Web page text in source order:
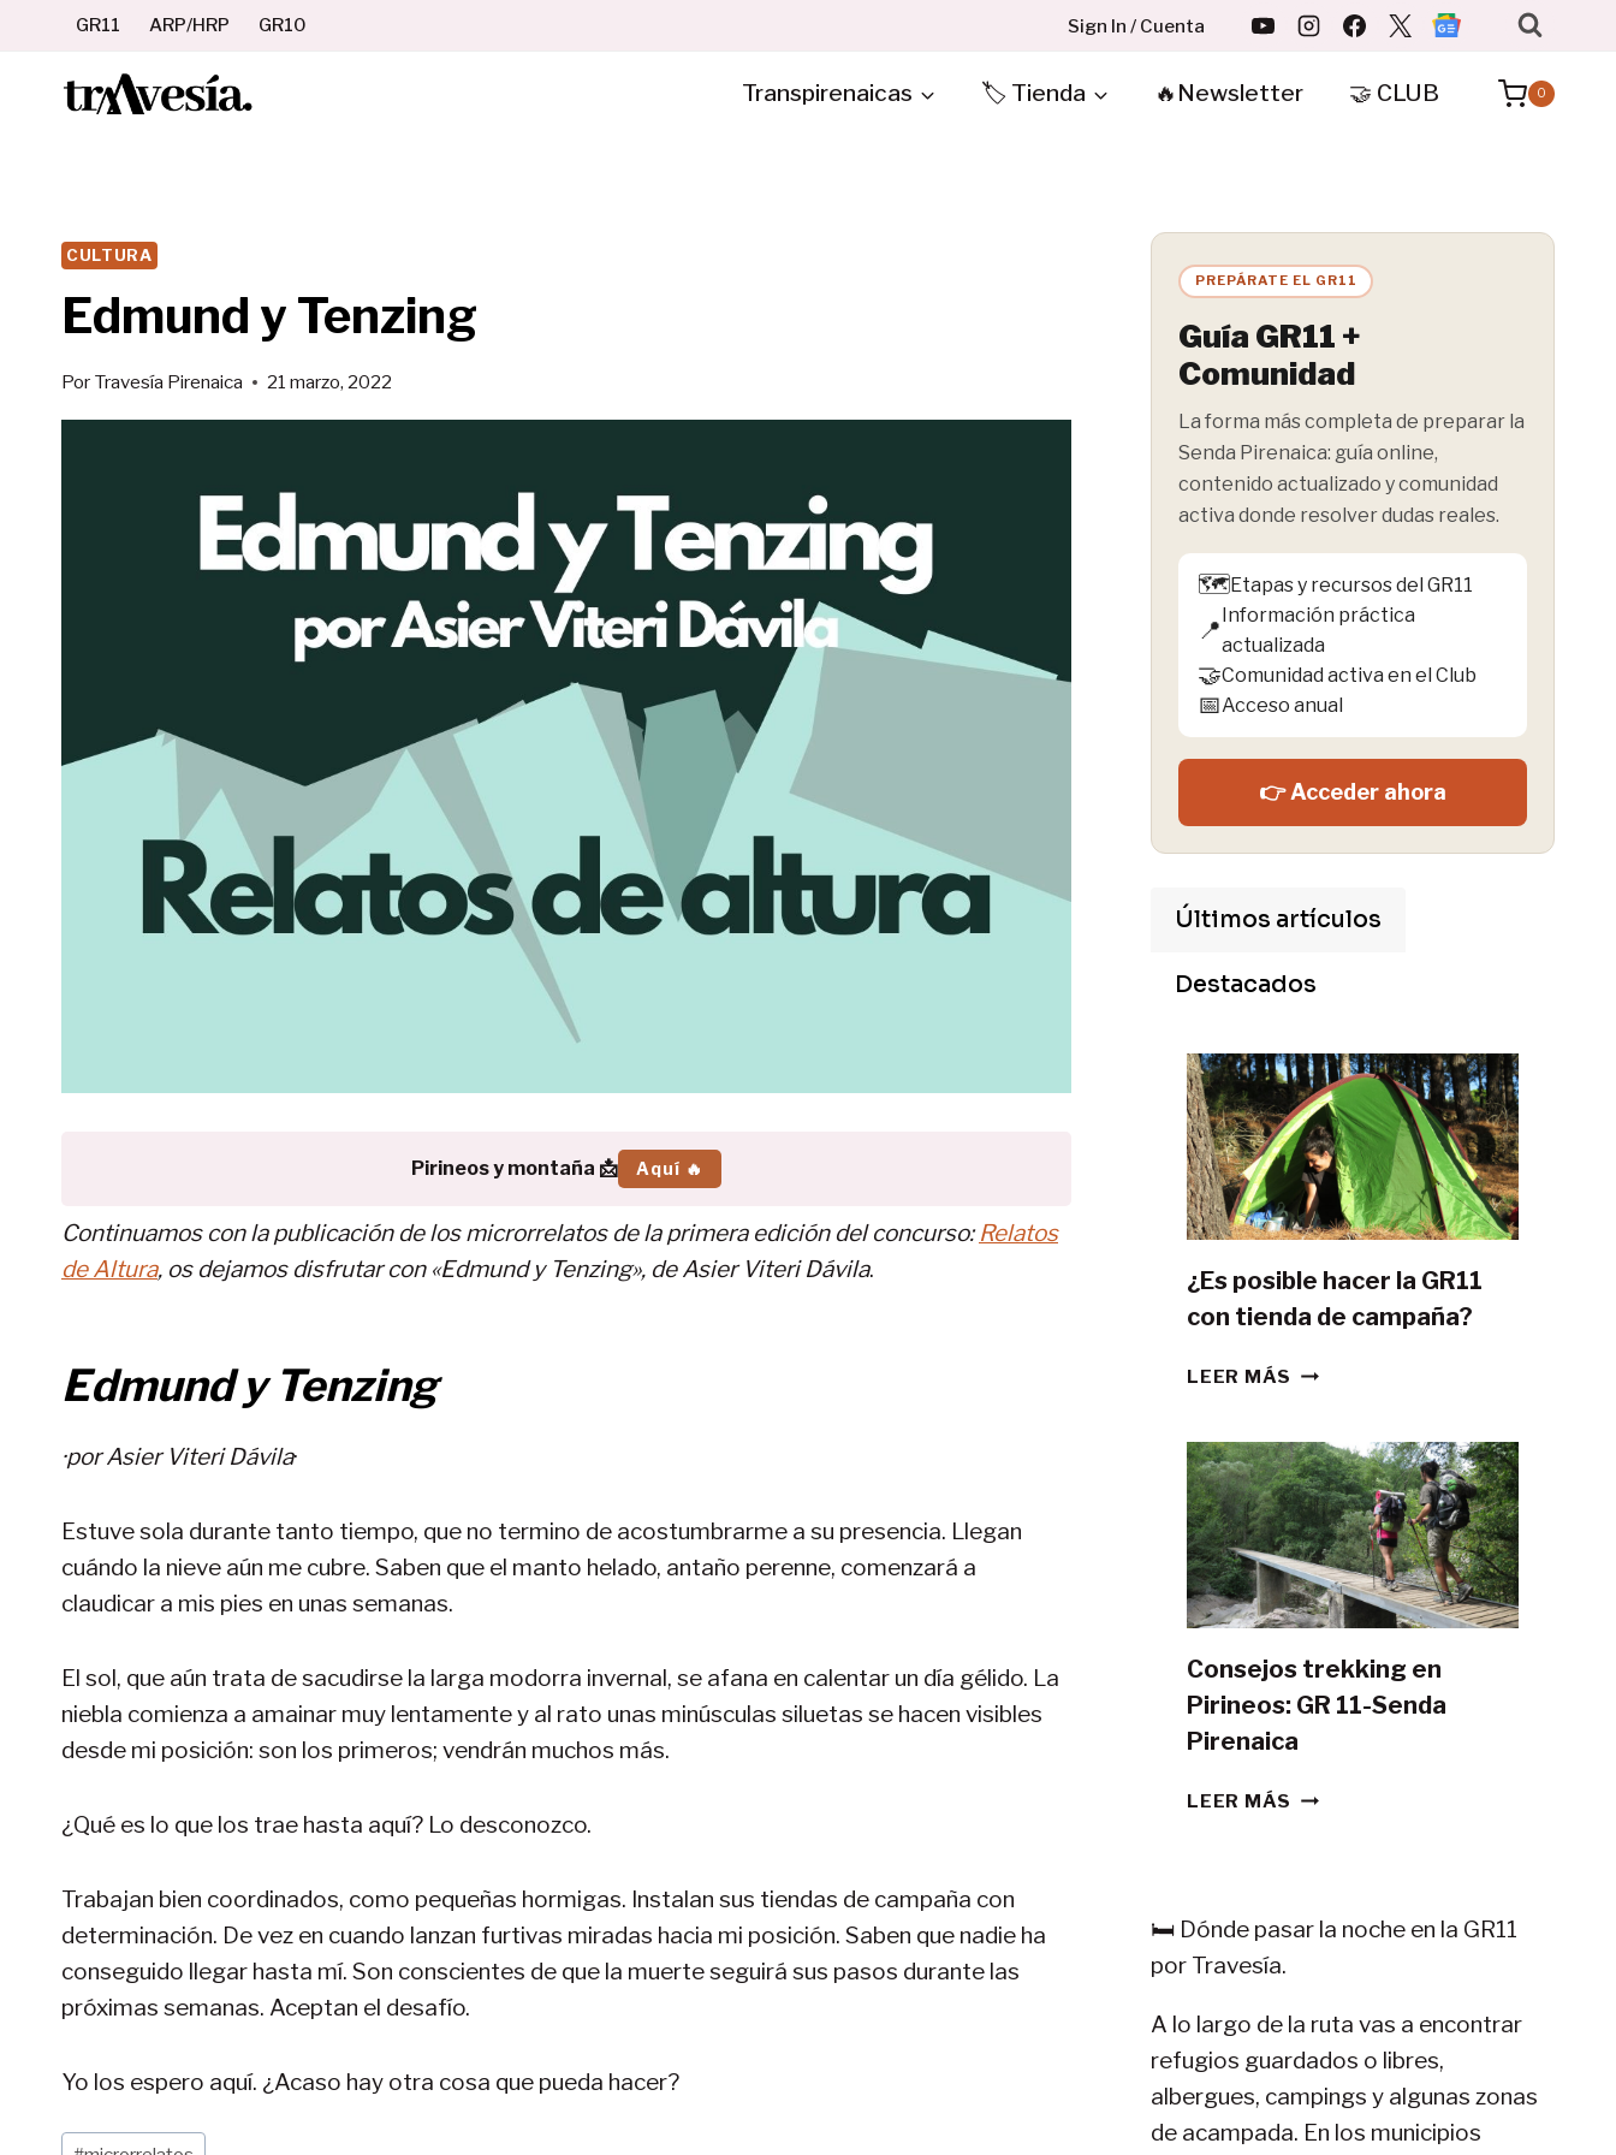
contenido
GR11 ARP/HRP GR10 Sign In / Cuenta
Transpirenaicas 🏷️ Tienda 🔥Newsletter 🤝 CLUB 0
CULTURA
Edmund y Tenzing
Por Travesía Pirenaica 21 marzo, 2022
Pirineos y montaña 📩 Aquí 🔥
Continuamos con la publicación de los microrrelatos de la primera edición del concurso:Relatos
de Altura, os dejamos disfrutar con «Edmund y Tenzing», de Asier Viteri Dávila.
Edmund y Tenzing
·por Asier Viteri Dávila·
Estuve sola durante tanto tiempo, que no termino de acostumbrarme a su presencia. Llegan
cuándo la nieve aún me cubre. Saben que el manto helado, antaño perenne, comenzará a
claudicar a mis pies en unas semanas.
El sol, que aún trata de sacudirse la larga modorra invernal, se afana en calentar un día gélido. La
niebla comienza a amainar muy lentamente y al rato unas minúsculas siluetas se hacen visibles
desde mi posición: son los primeros; vendrán muchos más.
¿Qué es lo que los trae hasta aquí? Lo desconozco.
Trabajan bien coordinados, como pequeñas hormigas. Instalan sus tiendas de campaña con
determinación. De vez en cuando lanzan furtivas miradas hacia mi posición. Saben que nadie ha
conseguido llegar hasta mí. Son conscientes de que la muerte seguirá sus pasos durante las
próximas semanas. Aceptan el desafío.
Yo los espero aquí. ¿Acaso hay otra cosa que pueda hacer?
Etiquetas
PREPÁRATE EL GR11
Guía GR11 +
Comunidad
La forma más completa de preparar la
Senda Pirenaica: guía online,
contenido actualizado y comunidad
activa donde resolver dudas reales.
🗺️Etapas y recursos del GR11
📍
Información práctica
actualizada
🤝Comunidad activa en el Club
📅Acceso anual
👉 Acceder ahora
Últimos artículos
Destacados
¿Es posible hacer la GR11
con tienda de campaña?
LEER MÁS ¿ES
LA
GR11
CON
TIENDA
DE
CAMPAÑA?
Consejos trekking en
Pirineos: GR 11-Senda
Pirenaica
LEER MÁS CONSEJOS
11-
🛏️ Dónde pasar la noche en la GR11
por Travesía.
A lo largo de la ruta vas a encontrar
refugios guardados o libres,
albergues, campings y algunas zonas
de acampada. En los municipios